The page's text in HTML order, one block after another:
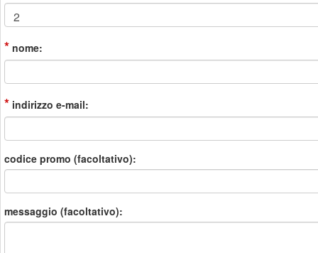
* nome:
* indirizzo e-mail:
codice promo (facoltativo):
messaggio (facoltativo):